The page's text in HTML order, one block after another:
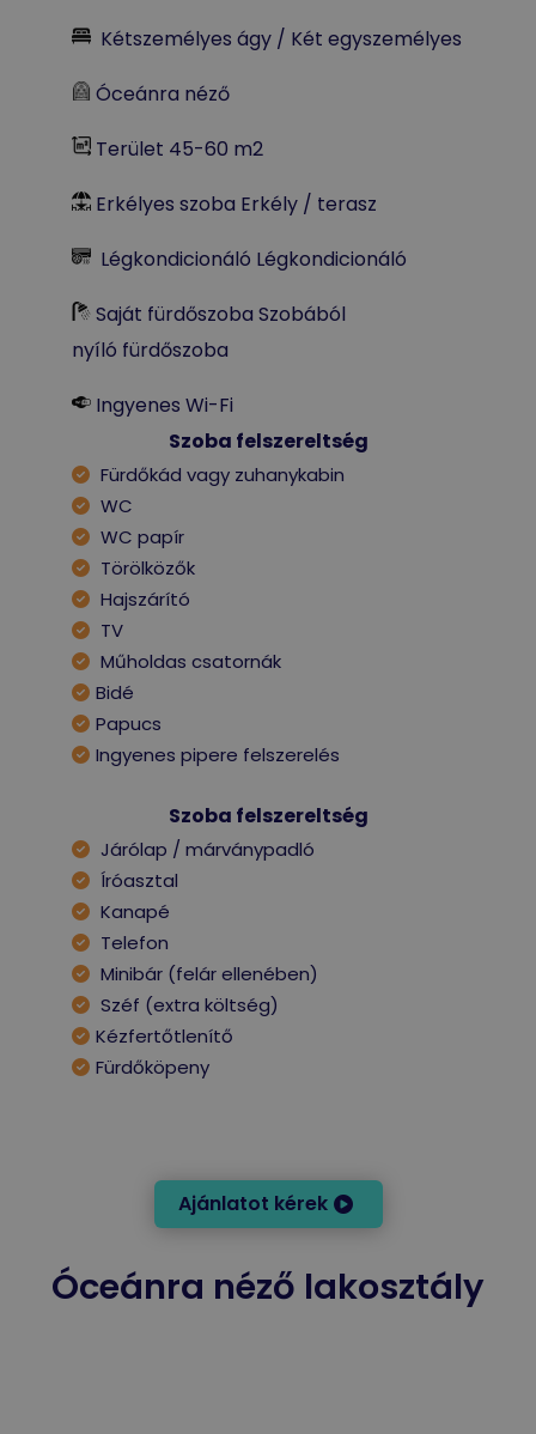
Kétszemélyes ágy / Két egyszemélyes
Óceánra néző
Terület 45-60 m2
Erkélyes szoba Erkély / terasz
Légkondicionáló Légkondicionáló
Saját fürdőszoba Szobából
nyíló fürdőszoba
Ingyenes Wi-Fi
Szoba felszereltség
Fürdőkád vagy zuhanykabin
WC
WC papír
Törölközők
Hajszárító
TV
Műholdas csatornák
Bidé
Papucs
Ingyenes pipere felszerelés
Szoba felszereltség
Járólap / márványpadló
Íróasztal
Kanapé
Telefon
Minibár (felár ellenében)
Széf (extra költség)
Kézfertőtlenítő
Fürdőköpeny
Ajánlatot kérek
Óceánra néző lakosztály